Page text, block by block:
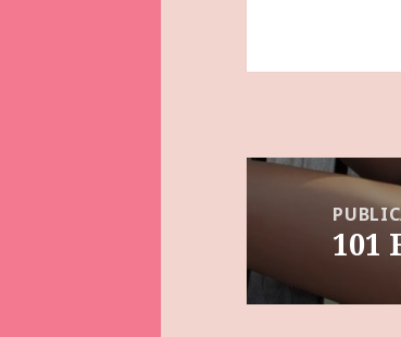
Navegación
entradas101